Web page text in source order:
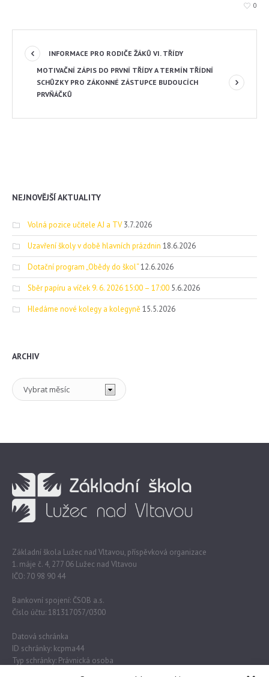
0
INFORMACE PRO RODIČE ŽÁKŮ VI. TŘÍDY
MOTIVAČNÍ ZÁPIS DO PRVNÍ TŘÍDY A TERMÍN TŘÍDNÍ
SCHŮZKY PRO ZÁKONNÉ ZÁSTUPCE BUDOUCÍCH
PRVŇÁČKŮ
NEJNOVĚJŠÍ AKTUALITY
Volná pozice učitele AJ a TV 3.7.2026
Uzavření školy v době hlavních prázdnin 18.6.2026
Dotační program „Obědy do škol“12.6.2026
Sběr papíru a víček 9. 6. 2026 15:00 – 17:00 5.6.2026
Hledáme nové kolegy a kolegyně 15.5.2026
ARCHIV
Archiv
Základní škola Lužec nad Vltavou, příspěvková organizace
1. máje č. 4, 277 06 Lužec nad Vltavou
IČO: 70 98 90 44
Bankovní spojení: ČSOB a.s.
Číslo účtu: 181317057/0300
Datová schránka
ID schránky: kcpma44
Typ schránky: Právnická osoba